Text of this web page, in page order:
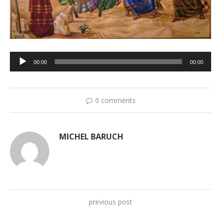
Lecteur
audio
00:00 00:00
0 comments
MICHEL BARUCH
previous post